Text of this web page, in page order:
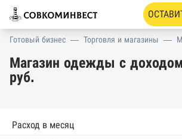
Готовый бизнес — Торговля и магазины —
Магазин одежды с
руб.
Расход в месяц